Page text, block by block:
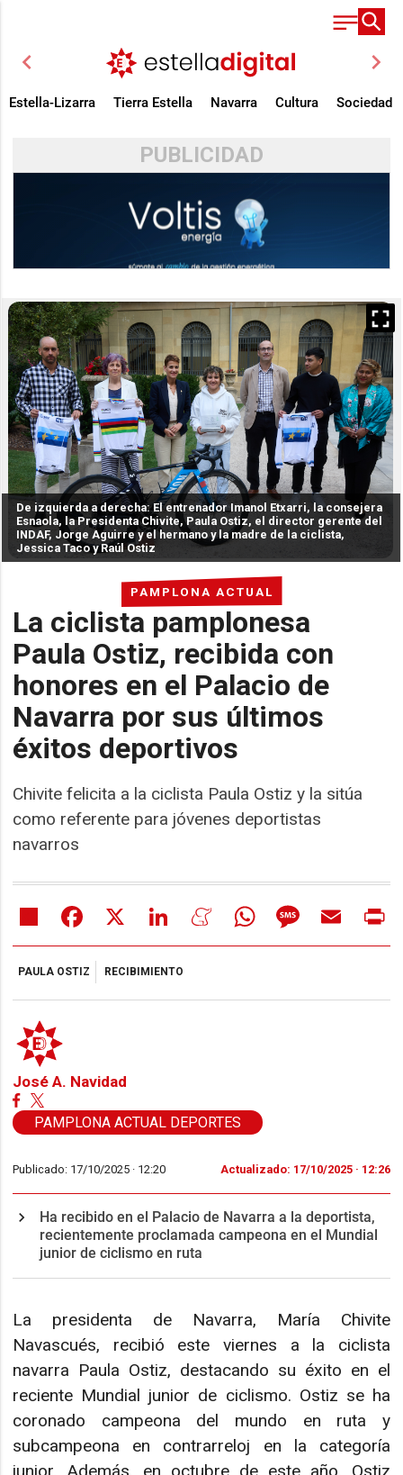
chevron_left chevron_right
Estella-Lizarra Tierra Estella Navarra Cultura Sociedad
PUBLICIDAD
PAMPLONA ACTUAL
La ciclista pamplonesa
Paula Ostiz, recibida con
honores en el Palacio de
Navarra por sus últimos
éxitos deportivos
Chivite felicita a la ciclista Paula Ostiz y la sitúa
como referente para jóvenes deportistas
navarros
De izquierda a derecha: El entrenador Imanol Etxarri, la consejera
Esnaola, la Presidenta Chivite, Paula Ostiz, el director gerente del
INDAF, Jorge Aguirre y el hermano y la madre de la ciclista,
Jessica Taco y Raúl Ostiz
Share Facebook LinkedIn MeneameWhatsAppMessageEmail
PAULA OSTIZ RECIBIMIENTO
José A. Navidad
PAMPLONA ACTUAL DEPORTES
Publicado: 17/10/2025 · 12:20 Actualizado: 17/10/2025 · 12:26
Ha recibido en el Palacio de Navarra a la deportista,
recientemente proclamada campeona en el Mundial
junior de ciclismo en ruta
La presidenta de Navarra, María Chivite
Navascués, recibió este viernes a la ciclista
navarra Paula Ostiz, destacando su éxito en el
reciente Mundial junior de ciclismo. Ostiz se ha
coronado campeona del mundo en ruta y
subcampeona en contrarreloj en la categoría